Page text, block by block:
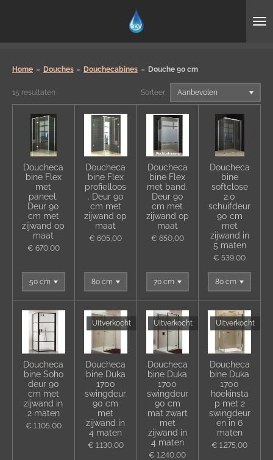
Home » Douches » Douchecabines » Douche 90 cm
15 resultaten Sorteer:
Doucheca
bine Flex
met
paneel.
Deur 90
cm met
zijwand op
maat
€ 670,00
Doucheca
bine Flex
profielloos
. Deur 90
cm met
zijwand op
maat
€ 605,00
Doucheca
bine Flex
met band.
Deur 90
cm met
zijwand op
maat
€ 650,00
Doucheca
bine
softclose
2.0
schuifdeur
90 cm
met
zijwand in
5 maten
€ 539,00
Doucheca
bine Soho
deur 90
cm met
zijwand in
2 maten
€ 1.105,00
Uitverkocht
Doucheca
bine Duka
1700
swingdeur
90 cm
met
zijwand in
4 maten
€ 1.130,00
Uitverkocht
Doucheca
bine Duka
1700
swingdeur
90 cm
mat zwart
met
zijwand in
4 maten
€ 1.240,00
Uitverkocht
Doucheca
bine Duka
1700
hoekinsta
p met 2
swingdeur
en in 6
maten
€ 1.275,00